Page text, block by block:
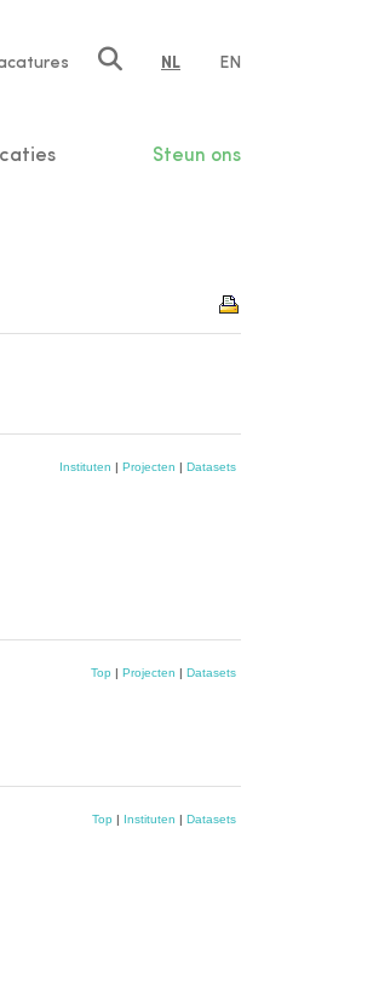
NL EN
Steun ons
Instituten | Projecten | Datasets
Top | Projecten | Datasets
Top | Instituten | Datasets